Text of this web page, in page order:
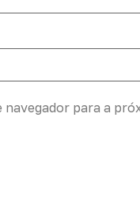
navegador para a